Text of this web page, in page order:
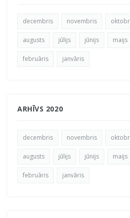
decembris novembris
augusts jūlijs jūnijs maijs
februāris janvāris
ARHĪVS 2020
decembris novembris
augusts jūlijs jūnijs maijs
februāris janvāris